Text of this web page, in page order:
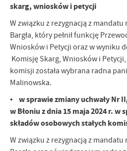
skarg, wniosków i petycji
W związku z rezygnacją z
Bargła, który pełnił funkcję
Wniosków i Petycji oraz w wyniku
Komisję Skarg, Wniosków i
komisji została wybrana radna
Malinowska.
• w sprawie zmiany uchwały Nr
w Błoniu z dnia 15 maja 2024 r. w
składów osobowych stałych
W związku z rezygnacją z